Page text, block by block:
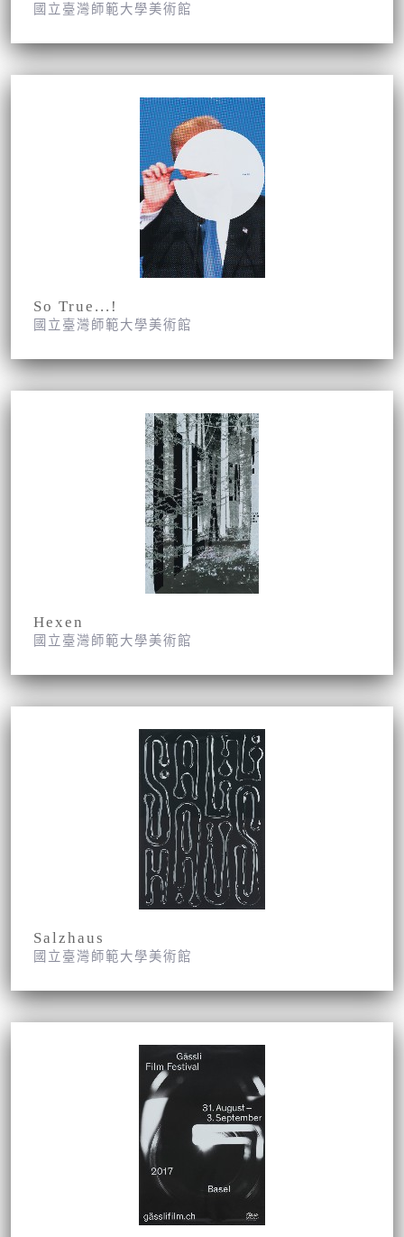
國立臺灣師範大學美術館
So True...!
國立臺灣師範大學美術館
Hexen
國立臺灣師範大學美術館
Salzhaus
國立臺灣師範大學美術館